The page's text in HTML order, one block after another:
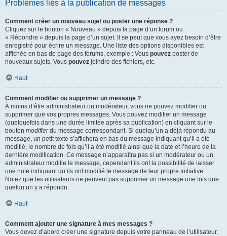
Problèmes liés à la publication de messages
Comment créer un nouveau sujet ou poster une réponse ?
Cliquez sur le bouton « Nouveau » depuis la page d’un forum ou
« Répondre » depuis la page d’un sujet. Il se peut que vous ayez besoin d’être
enregistré pour écrire un message. Une liste des options disponibles est
affichée en bas de page des forums, exemple : Vous pouvez poster de
nouveaux sujets, Vous pouvez joindre des fichiers, etc.
Haut
Comment modifier ou supprimer un message ?
À moins d’être administrateur ou modérateur, vous ne pouvez modifier ou
supprimer que vos propres messages. Vous pouvez modifier un message
(quelquefois dans une durée limitée après sa publication) en cliquant sur le
bouton modifierdu message correspondant. Si quelqu’un a déjà répondu au
message, un petit texte s’affichera en bas du message indiquant qu’il a été
modifié, le nombre de fois qu’il a été modifié ainsi que la date et l’heure de la
dernière modification. Ce message n’apparaîtra pas si un modérateur ou un
administrateur modifie le message, cependant ils ont la possibilité de laisser
une note indiquant qu’ils ont modifié le message de leur propre initiative.
Notez que les utilisateurs ne peuvent pas supprimer un message une fois que
quelqu’un y a répondu.
Haut
Comment ajouter une signature à mes messages ?
Vous devez d’abord créer une signature depuis votre panneau de l’utilisateur.